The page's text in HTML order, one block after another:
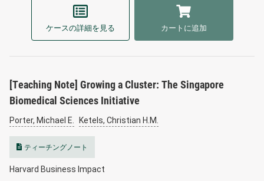
ケースの詳細を見る カートに追加
[Teaching Note] Growing a Cluster: The Singapore
Biomedical Sciences Initiative
Porter, Michael E. Ketels, Christian H.M.
ティーチングノート
Harvard Business Impact